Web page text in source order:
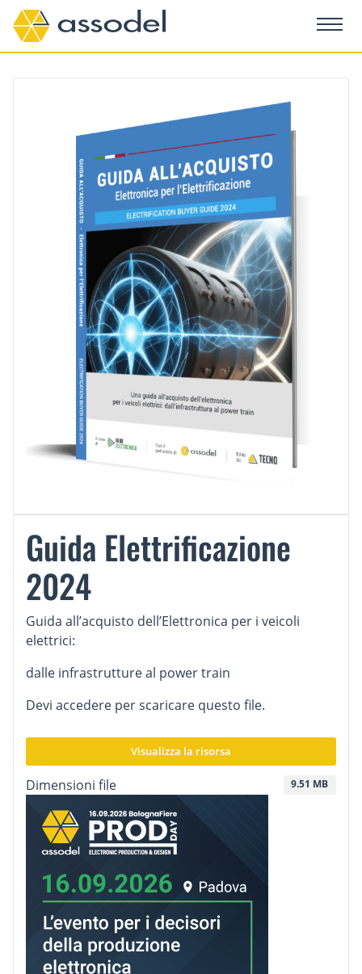
Guida Elettrificazione
2024
Guida all’acquisto dell’Elettronica per i veicoli
elettrici:
dalle infrastrutture al power train
Devi accedere per scaricare questo file.
Visualizza la risorsa
Dimensioni file 9.51 MB